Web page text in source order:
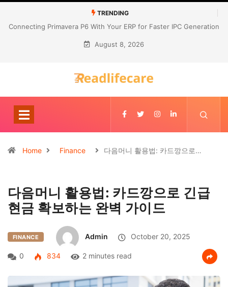
TRENDING
Connecting Primavera P6 With Your ERP for Faster IPC Generation
August 8, 2026
Home Finance 다음머니 활용법: 카드깡으로…
다음머니 활용법: 카드깡으로 긴급
현금 확보하는 완벽 가이드
FINANCE Admin October 20, 2025
0 834 2 minutes read